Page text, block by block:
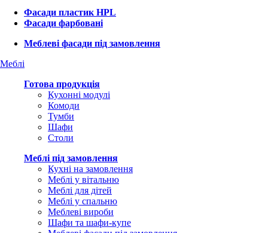
Фасади пластик HPL
Фасади фарбовані
Меблеві фасади під замовлення
Меблі
Готова продукція
Кухонні модулі
Комоди
Тумби
Шафи
Столи
Меблі під замовлення
Кухні на замовлення
Меблі у вітальню
Меблі для дітей
Меблі у спальню
Меблеві вироби
Шафи та шафи-купе